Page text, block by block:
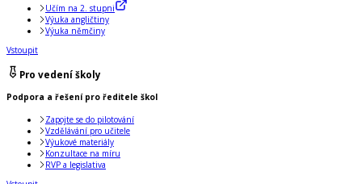
Učím na 2. stupni
Výuka angličtiny
Výuka němčiny
Vstoupit
Pro vedení školy
Podpora a řešení pro ředitele škol
Zapojte se do pilotování
Vzdělávání pro učitele
Výukové materiály
Konzultace na míru
RVP a legislativa